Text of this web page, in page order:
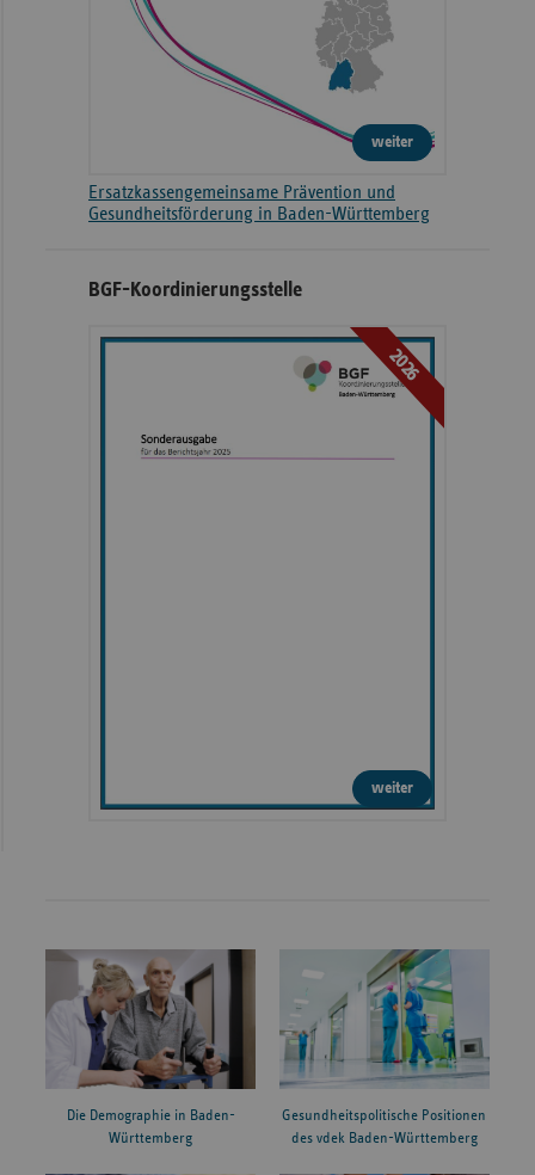
weiter
Ersatzkassengemeinsame Prävention und
Gesundheitsförderung in Baden-Württemberg
BGF-Koordinierungsstelle
2026
weiter
Die Demographie in Baden-
Württemberg
Gesundheitspolitische Positionen
des vdek Baden-Württemberg